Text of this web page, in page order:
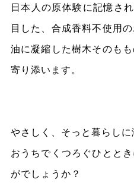
日本人の原体験に記憶さ
目した、合成香料不使用
油に凝縮した樹木そのも
寄り添います。
やさしく、そっと暮らしに
おうちでくつろぐひとと
がでしょうか？